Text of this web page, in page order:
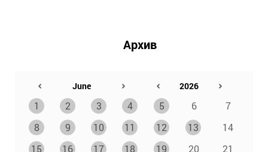
Архив
1 2 3 4 5 6
7
8
9 10 11 12 13
14
15
16 17 18 19 20
21